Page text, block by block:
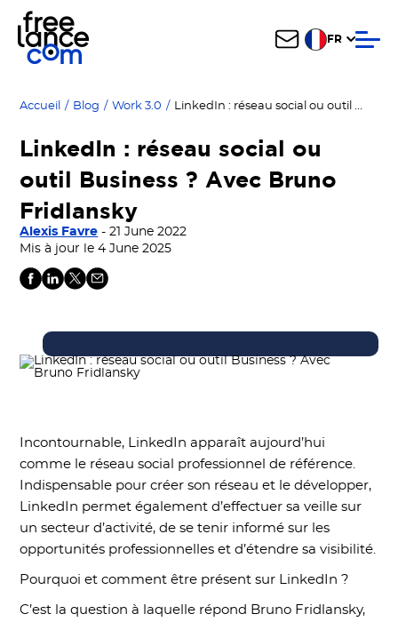
FR
Accueil / Blog / Work 3.0 / LinkedIn : réseau social ou outil Business ? Avec Bruno Fridlansky
LinkedIn : réseau social ou
outil Business ? Avec Bruno
Fridlansky
Alexis Favre - 21 June 2022
Mis à jour le 4 June 2025
Incontournable, LinkedIn apparaît aujourd’hui
comme le réseau social professionnel de référence.
Indispensable pour créer son réseau et le développer,
LinkedIn permet également d’effectuer sa veille sur
un secteur d’activité, de se tenir informé sur les
opportunités professionnelles et d’étendre sa visibilité.
Pourquoi et comment être présent sur LinkedIn ?
C’est la question à laquelle répond Bruno Fridlansky,